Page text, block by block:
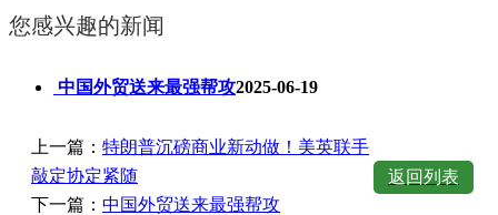
您感兴趣的新闻
中国外贸送来最强帮攻2025-06-19
上一篇： 特朗普沉磅商业新动做！美英联手
敲定协定紧随
下一篇： 中国外贸送来最强帮攻
返回列表